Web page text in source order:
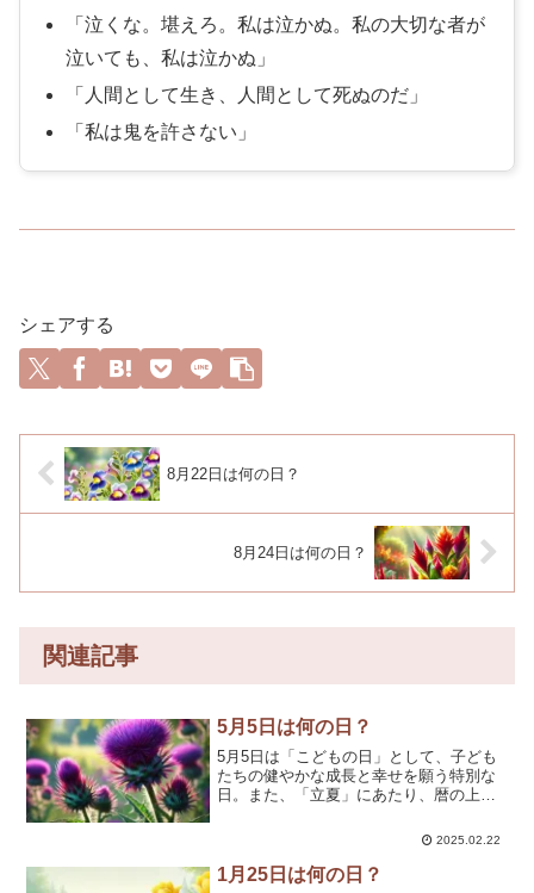
泣くな。堪えろ。私は泣かぬ。私の大切な者が
泣いても、私は泣かぬ
人間として生き、人間として死ぬのだ
私は鬼を許さない
シェアする
8月22日は何の日？
8月24日は何の日？
関連記事
5月5日は何の日？
5月5日は「こどもの日」として、子ども
たちの健やかな成長と幸せを願う特別な
日。また、「立夏」にあたり、暦の上で
ります🎏✨このページでは、5月5日にち
花、そして心に響く名言...
2025.02.22
1月25日は何の日？